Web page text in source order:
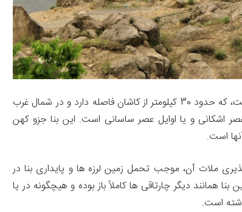
شهری در کنار کویر نمک کاشان و آران و بیدگل است، که حدود 30 کیلومتر از کاشان فاصله دارد و در شمال غرب
اشکانی و یا اوایل عصر ساسانی است. این بنا جزو کهن
است.
آن، موجب تحمل زمین لرزه ها و پایداری بنا در
دیگر چارتاقی ها کاملاً باز بوده و هیچگونه در یا
است.